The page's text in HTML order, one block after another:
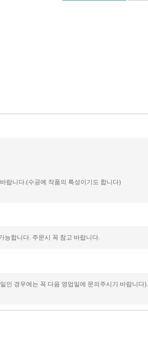
랍니다.(수공예 작품의 특성이기도 합니다)
능합니다. 주문시 꼭 참고 바랍니다.
인 경우에는 꼭 다음 영업일에 문의주시기 바랍니다).